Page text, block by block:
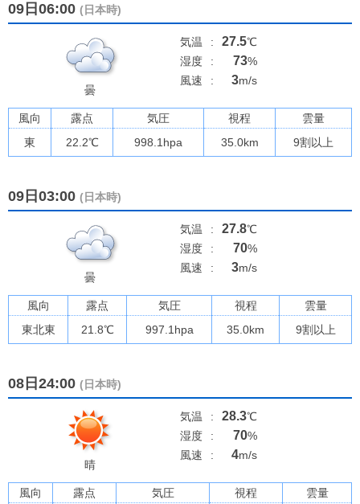
09日06:00 (日本時)
曇
気温 : 27.5℃
湿度
: 73%
風速
: 3m/s
風向 露点 気圧 視程
雲量
東
22.2℃ 998.1 hpa 35.0km 9割以上
09日03:00 (日本時)
曇
気温 : 27.8℃
湿度
: 70%
風速
: 3m/s
風向 露点 気圧 視程
雲量
東北東
21.8℃ 997.1 hpa 35.0km 9割以上
08日24:00 (日本時)
晴
気温 : 28.3℃
湿度
: 70%
風速
: 4m/s
風向 露点 気圧 視程
雲量